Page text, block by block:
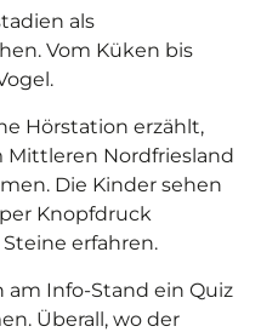
als
Vom Küken bis
Hörstation erzählt,
Mittleren Nordfriesland
Die Kinder sehen
Knopfdruck
erfahren.
am Info-Stand ein Quiz
Überall, wo der